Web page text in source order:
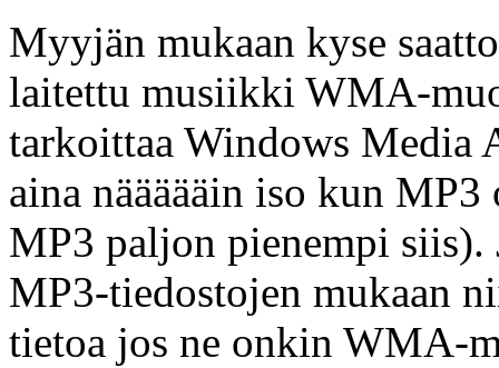
Myyjän mukaan kyse
laitettu musiikki WMA-
tarkoittaa Windows Media
aina näääääin iso kun
MP3 paljon pienempi
MP3-tiedostojen mukaan
tietoa jos ne onkin WMA-